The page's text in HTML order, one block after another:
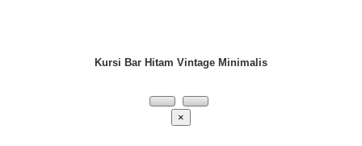
Kursi Bar Hitam Vintage Minimalis
×